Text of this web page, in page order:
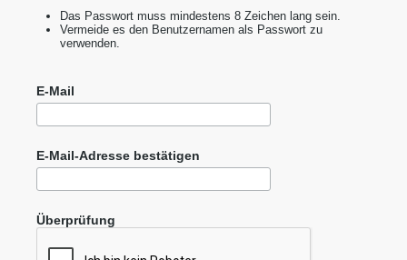
Das Passwort muss mindestens 8 Zeichen lang sein.
Vermeide es den Benutzernamen als Passwort zu
verwenden.
E-Mail
E-Mail-Adresse bestätigen
Überprüfung